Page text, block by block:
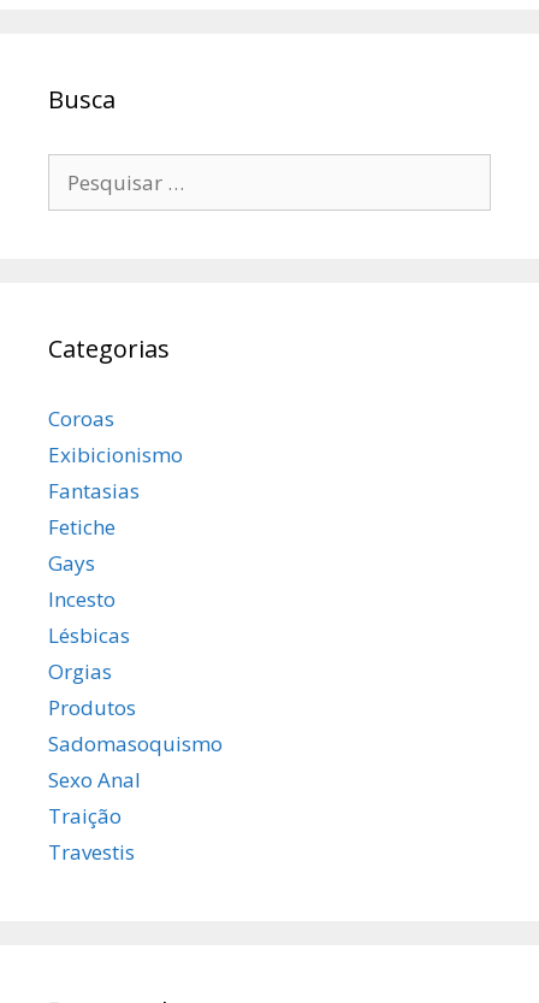
Busca
por:
Categorias
Coroas
Exibicionismo
Fantasias
Fetiche
Gays
Incesto
Lésbicas
Orgias
Produtos
Sadomasoquismo
Sexo Anal
Traição
Travestis